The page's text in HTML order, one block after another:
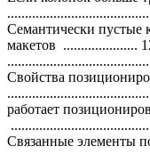
Семантически пустые
макетов .....................
Свойства
работает
Связанные элементы